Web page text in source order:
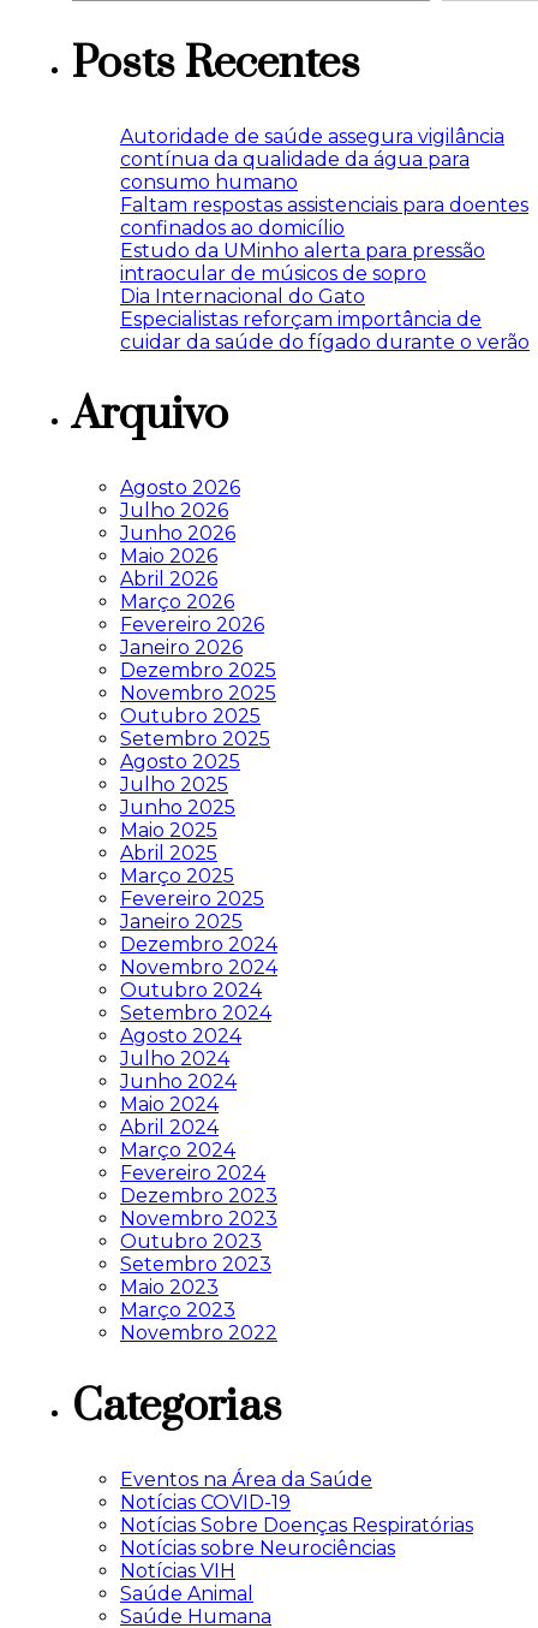
Posts Recentes
Autoridade de saúde assegura vigilância
contínua da qualidade da água para
consumo humano
Faltam respostas assistenciais para doentes
confinados ao domicílio
Estudo da UMinho alerta para pressão
intraocular de músicos de sopro
Dia Internacional do Gato
Especialistas reforçam importância de
cuidar da saúde do fígado durante o verão
Arquivo
Agosto 2026
Julho 2026
Junho 2026
Maio 2026
Abril 2026
Março 2026
Fevereiro 2026
Janeiro 2026
Dezembro 2025
Novembro 2025
Outubro 2025
Setembro 2025
Agosto 2025
Julho 2025
Junho 2025
Maio 2025
Abril 2025
Março 2025
Fevereiro 2025
Janeiro 2025
Dezembro 2024
Novembro 2024
Outubro 2024
Setembro 2024
Agosto 2024
Julho 2024
Junho 2024
Maio 2024
Abril 2024
Março 2024
Fevereiro 2024
Dezembro 2023
Novembro 2023
Outubro 2023
Setembro 2023
Maio 2023
Março 2023
Novembro 2022
Categorias
Eventos na Área da Saúde
Notícias COVID-19
Notícias Sobre Doenças Respiratórias
Notícias sobre Neurociências
Notícias VIH
Saúde Animal
Saúde Humana